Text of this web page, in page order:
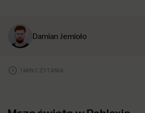
Damian Jemioło
1 MIN CZYTANIA